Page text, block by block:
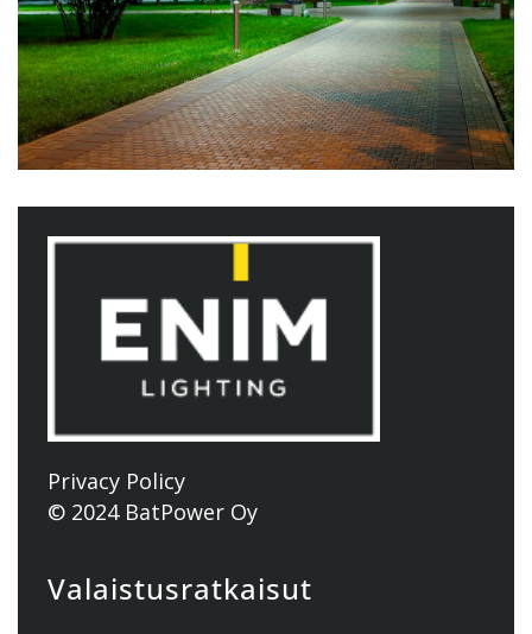
Privacy Policy
© 2024 BatPower Oy
Valaistusratkaisut